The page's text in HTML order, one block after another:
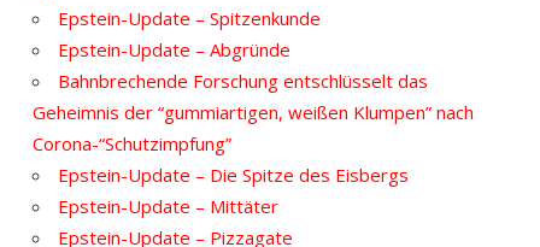
Epstein-Update – Spitzenkunde
Epstein-Update – Abgründe
Bahnbrechende Forschung entschlüsselt das
Geheimnis der “gummiartigen, weißen Klumpen” nach
Corona-“Schutzimpfung”
Epstein-Update – Die Spitze des Eisbergs
Epstein-Update – Mittäter
Epstein-Update – Pizzagate